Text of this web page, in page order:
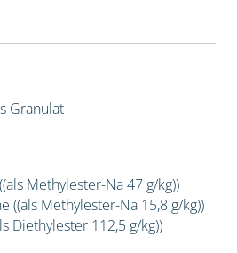
Granulat
Methylester-Na 47 g/kg))
((als Methylester-Na 15,8 g/kg))
Diethylester 112,5 g/kg))